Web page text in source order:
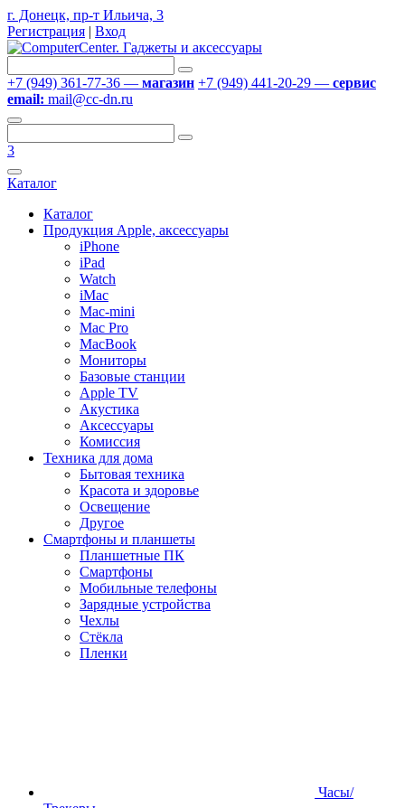
г. Донецк, пр-т Ильича, 3
Регистрация | Вход
+7 (949) 361-77-36 — магазин +7 (949) 441-20-29 — сервис
email: mail@cc-dn.ru
3
Каталог
Каталог
Продукция Apple, аксессуары
iPhone
iPad
Watch
iMac
Mac-mini
Mac Pro
MacBook
Мониторы
Базовые станции
Apple TV
Акустика
Аксессуары
Комиссия
Техника для дома
Бытовая техника
Красота и здоровье
Освещение
Другое
Смартфоны и планшеты
Планшетные ПК
Смартфоны
Мобильные телефоны
Зарядные устройства
Чехлы
Стёкла
Пленки
Часы/